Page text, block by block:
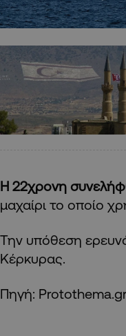
Η 22χρονη
μαχαίρι το οποίο
Την υπόθεση
Κέρκυρας.
Πηγή: